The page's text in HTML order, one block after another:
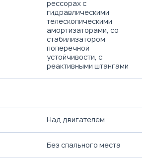
рессорах с
гидравлическими
телескопическими
амортизаторами, со
стабилизатором
поперечной
устойчивости, с
реактивными штангами
Над двигателем
Без спального места